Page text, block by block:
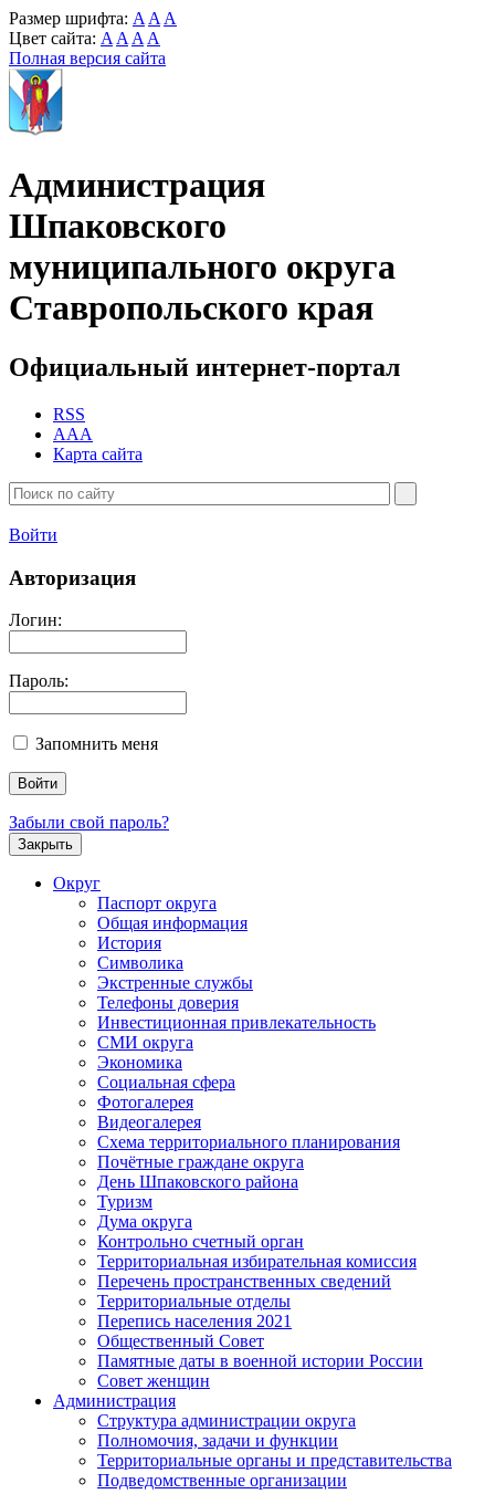
Размер шрифта: A A A
Цвет сайта: A A A A
Полная версия сайта
Администрация
Шпаковского
муниципального округа
Ставропольского края
Официальный интернет-портал
RSS
AAA
Карта сайта
Войти
Авторизация
Логин:
Пароль:
Запомнить меня
Забыли свой пароль?
Закрыть
Округ
Паспорт округа
Общая информация
История
Символика
Экстренные службы
Телефоны доверия
Инвестиционная привлекательность
СМИ округа
Экономика
Социальная сфера
Фотогалерея
Видеогалерея
Схема территориального планирования
Почётные граждане округа
День Шпаковского района
Туризм
Дума округа
Контрольно счетный орган
Территориальная избирательная комиссия
Перечень пространственных сведений
Территориальные отделы
Перепись населения 2021
Общественный Совет
Памятные даты в военной истории России
Совет женщин
Администрация
Структура администрации округа
Полномочия, задачи и функции
Территориальные органы и представительства
Подведомственные организации